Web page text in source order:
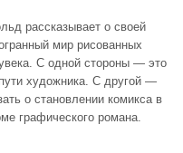
рассказывает о своей
мир рисованных
С одной стороны — это
художника. С другой —
о становлении комикса в
графического романа.